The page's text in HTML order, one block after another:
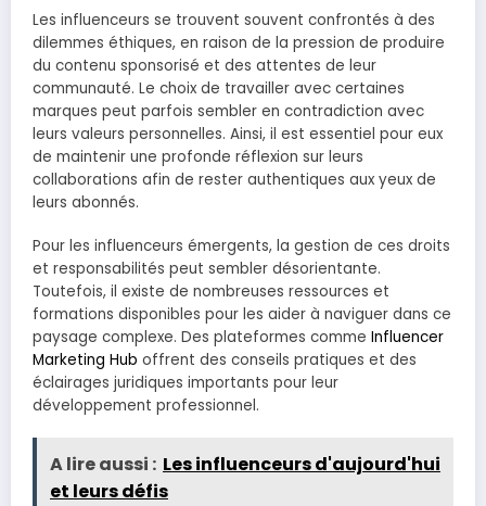
Les influenceurs se trouvent souvent confrontés à des
dilemmes éthiques, en raison de la pression de produire
du contenu sponsorisé et des attentes de leur
communauté. Le choix de travailler avec certaines
marques peut parfois sembler en contradiction avec
leurs valeurs personnelles. Ainsi, il est essentiel pour eux
de maintenir une profonde réflexion sur leurs
collaborations afin de rester authentiques aux yeux de
leurs abonnés.
Pour les influenceurs émergents, la gestion de ces droits
et responsabilités peut sembler désorientante.
Toutefois, il existe de nombreuses ressources et
formations disponibles pour les aider à naviguer dans ce
paysage complexe. Des plateformes comme Influencer
Marketing Hub offrent des conseils pratiques et des
éclairages juridiques importants pour leur
développement professionnel.
A lire aussi : Les influenceurs d'aujourd'hui
et leurs défis